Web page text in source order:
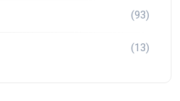
(93)
(13)